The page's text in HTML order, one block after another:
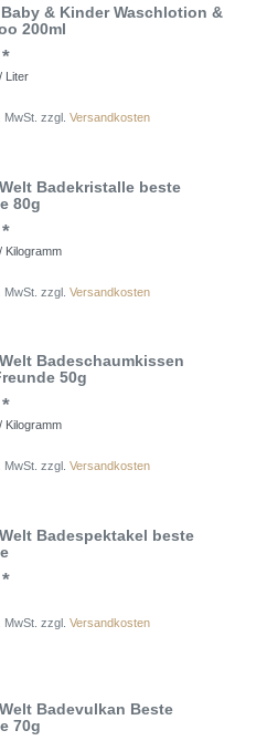
& Kinder Waschlotion &
200ml
Liter
MwSt. zzgl.Versandkosten
Badekristalle beste
80g
Kilogramm
MwSt. zzgl.Versandkosten
Badeschaumkissen
50g
Kilogramm
MwSt. zzgl.Versandkosten
Badespektakel beste
MwSt. zzgl.Versandkosten
Badevulkan Beste
70g